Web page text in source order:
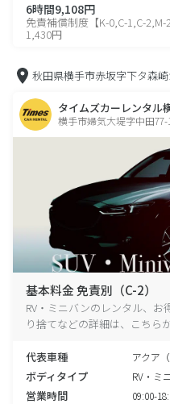
6時間9,108円
免責補償制度【K-0,C-1,C-2,M-
1,430円
秋田県横手市赤坂字下タ森崎
タイムズカーレンタル
横手市婦気大堤字中田77-1
基本料金 免責別（C-2）
RV・ミニバンのレンタル、
り捨てなどの詳細は、こちら
代表車種 アクア
ボディタイプ RV・ミ
営業時間 09:00-